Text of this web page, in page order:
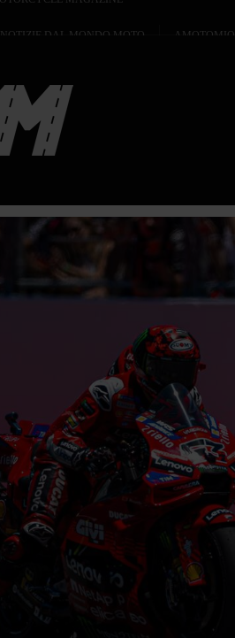
NOTIZIE DAL MONDO MOTO AMOTOMIO